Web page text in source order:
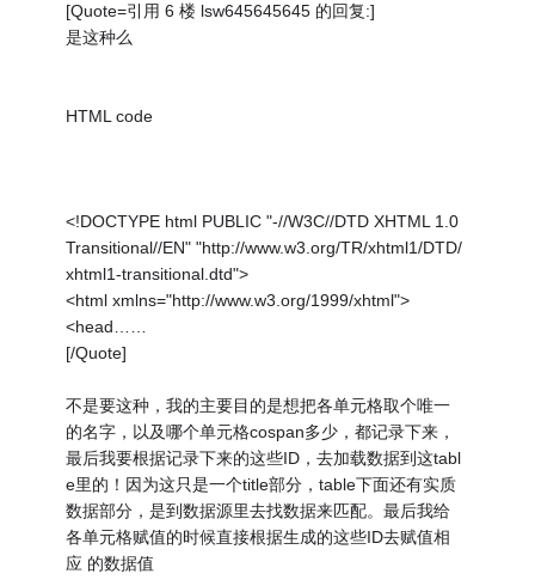
[Quote=引用 6 楼 lsw645645645 的回复:]
是这种么
HTML code
<!DOCTYPE html PUBLIC "-//W3C//DTD XHTML 1.0
Transitional//EN" "http://www.w3.org/TR/xhtml1/DTD/
xhtml1-transitional.dtd">
<html xmlns="http://www.w3.org/1999/xhtml">
<head……
[/Quote]
不是要这种，我的主要目的是想把各单元格取个唯一
的名字，以及哪个单元格cospan多少，都记录下来，
最后我要根据记录下来的这些ID，去加载数据到这tabl
e里的！因为这只是一个title部分，table下面还有实质
数据部分，是到数据源里去找数据来匹配。最后我给
各单元格赋值的时候直接根据生成的这些ID去赋值相
应 的数据值